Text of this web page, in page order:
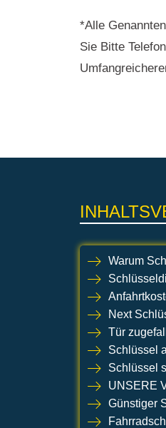
*Alle Genannten
Sie Bitte
Warum
Next
Tür
Schlüssel
Schlüssel
UNSERE
Günstiger